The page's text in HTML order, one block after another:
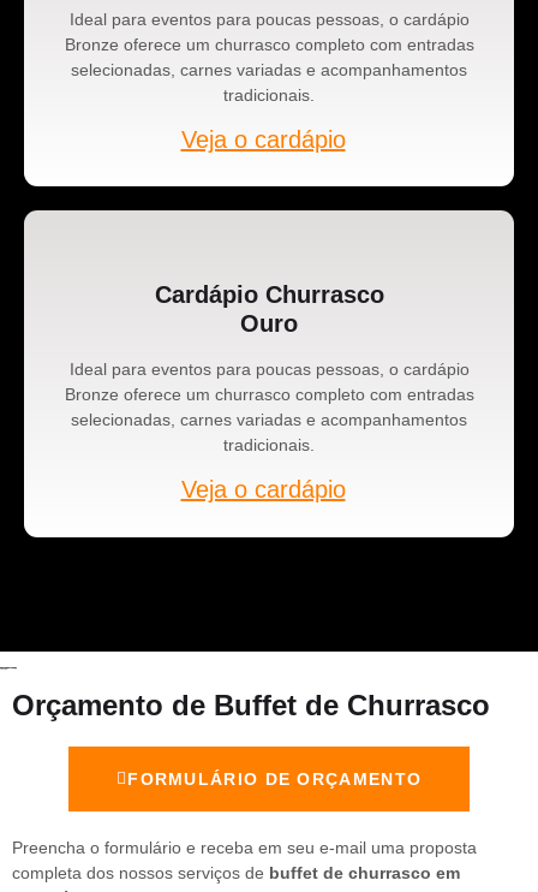
Ideal para eventos para poucas pessoas, o cardápio
Bronze oferece um churrasco completo com entradas
selecionadas, carnes variadas e acompanhamentos
tradicionais.
Veja o cardápio
Cardápio Churrasco
Ouro
Ideal para eventos para poucas pessoas, o cardápio
Bronze oferece um churrasco completo com entradas
selecionadas, carnes variadas e acompanhamentos
tradicionais.
Veja o cardápio
Orçamento de Buffet de Churrasco
FORMULÁRIO DE ORÇAMENTO
Preencha o formulário e receba em seu e-mail uma proposta
completa dos nossos serviços de buffet de churrasco em